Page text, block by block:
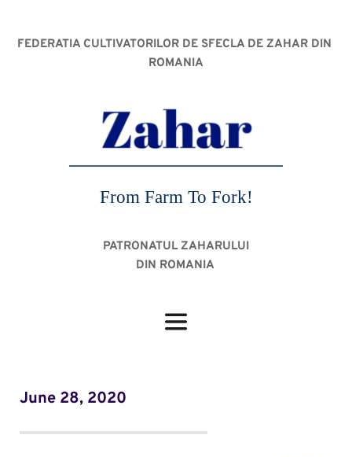
FEDERATIA CULTIVATORILOR DE SFECLA DE ZAHAR DIN
ROMANIA
From Farm To Fork!
PATRONATUL ZAHARULUI
DIN ROMANIA
June 28, 2020